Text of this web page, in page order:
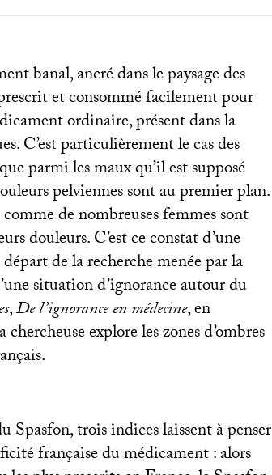
banal, ancré dans le paysage des
et consommé facilement pour
ordinaire, présent dans la
C’est particulièrement le cas des
parmi les maux qu’il est supposé
pelviennes sont au premier plan.
de nombreuses femmes sont
douleurs. C’est ce constat d’une
de la recherche menée par la
situation d’ignorance autour du
,De l’ignorance en médecine, en
explore les zones d’ombres
trois indices laissent à penser
française du médicament : alors